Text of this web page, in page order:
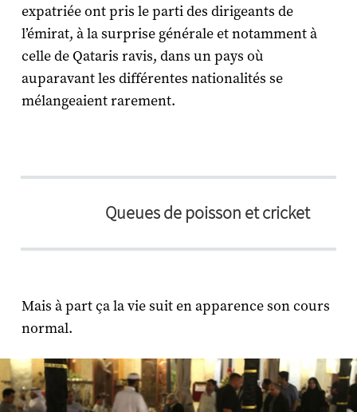
expatriée ont pris le parti des dirigeants de
l’émirat, à la surprise générale et notamment à
celle de Qataris ravis, dans un pays où
auparavant les différentes nationalités se
mélangeaient rarement.
Queues de poisson et cricket
Mais à part ça la vie suit en apparence son cours
normal.